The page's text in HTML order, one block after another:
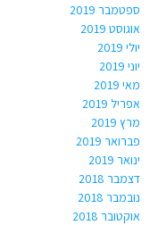
ספטמבר 2019
אוגוסט 2019
יולי 2019
יוני 2019
מאי 2019
אפריל 2019
מרץ 2019
פברואר 2019
ינואר 2019
דצמבר 2018
נובמבר 2018
אוקטובר 2018